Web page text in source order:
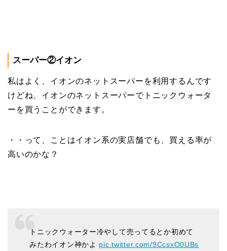
スーパー②イオン
私はよく、イオンのネットスーパーを利用するんです
けどね、イオンのネットスーパーでトニックウォータ
ーを買うことができます。
・・って、ことはイオン系の実店舗でも、買える率が
高いのかな？
トニックウォーター冷やして売ってるとか初めて
みたわイオン神かよ pic.twitter.com/9CcsxO0UBs